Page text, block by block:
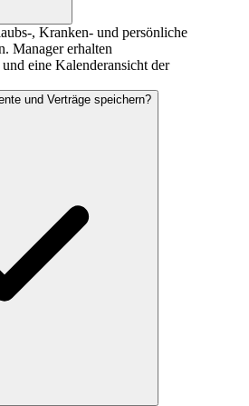
, Kranken- und persönliche
Manager erhalten
eine Kalenderansicht der
und Verträge speichern?